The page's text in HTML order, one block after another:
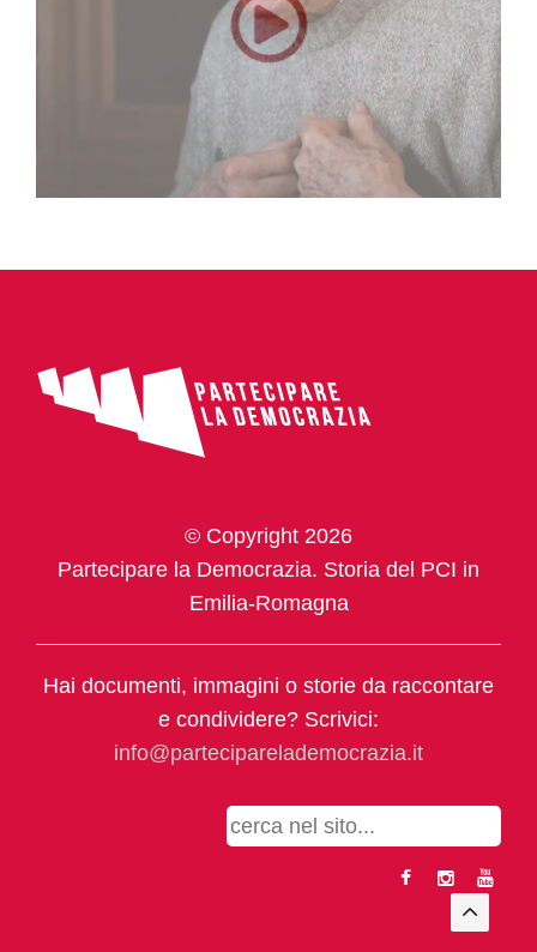
© Copyright 2026
Partecipare la Democrazia. Storia del PCI in
Emilia-Romagna
Hai documenti, immagini o storie da raccontare
e condividere? Scrivici:
info@parteciparelademocrazia.it